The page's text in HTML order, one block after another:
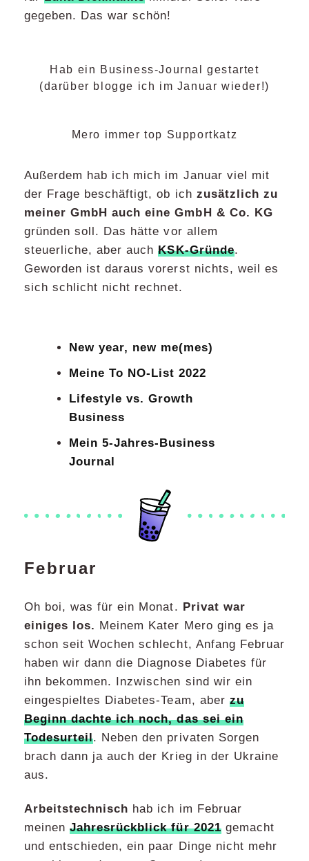
gegeben. Das war schön!
Hab ein Business-Journal gestartet
(darüber blogge ich im Januar wieder!)
Mero immer top Supportkatz
Außerdem hab ich mich im Januar viel mit
der Frage beschäftigt, ob ich zusätzlich zu
meiner GmbH auch eine GmbH & Co. KG
gründen soll. Das hätte vor allem
steuerliche, aber auchKSK-Gründe.
Geworden ist daraus vorerst nichts, weil es
sich schlicht nicht rechnet.
New year, new me(mes)
Meine To NO-List 2022
Lifestyle vs. Growth
Business
Mein 5-Jahres-Business
Journal
Februar
Oh boi, was für ein Monat. Privat war
einiges los. Meinem Kater Mero ging es ja
schon seit Wochen schlecht, Anfang Februar
haben wir dann die Diagnose Diabetes für
ihn bekommen. Inzwischen sind wir ein
eingespieltes Diabetes-Team, aber zu
Beginn dachte ich noch, das sei ein
Todesurteil. Neben den privaten Sorgen
brach dann ja auch der Krieg in der Ukraine
aus.
Arbeitstechnisch hab ich im Februar
meinenJahresrückblick für 2021gemacht
und entschieden, ein paar Dinge nicht mehr